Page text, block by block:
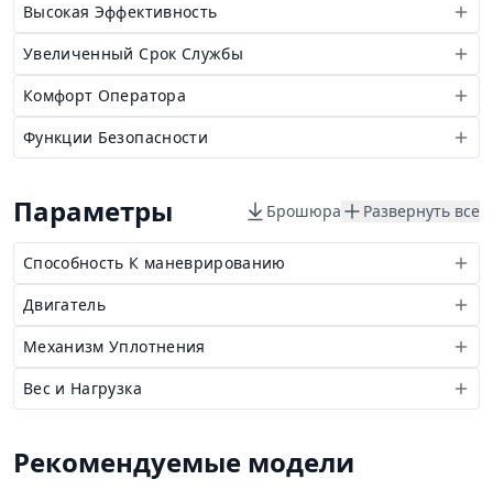
Высокая Эффективность
Увеличенный Срок Службы
Комфорт Оператора
Функции Безопасности
Параметры Брошюра Развернуть все
Способность К маневрированию
Двигатель
Механизм Уплотнения
Вес и Нагрузка
Рекомендуемые модели